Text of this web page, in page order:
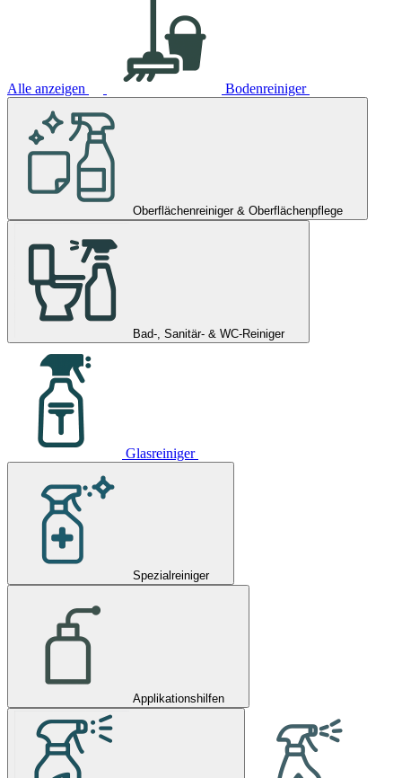
Alle anzeigen Bodenreiniger
Oberflächenreiniger & Oberflächenpflege
Bad-, Sanitär- & WC-Reiniger
Glasreiniger
Spezialreiniger
Applikationshilfen